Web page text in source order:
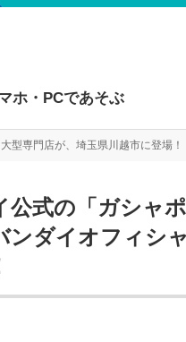
ホ・PCであそぶ
型専門店が、埼玉県川越市に登場
公式の「ガシャ
ンダイオフィシ